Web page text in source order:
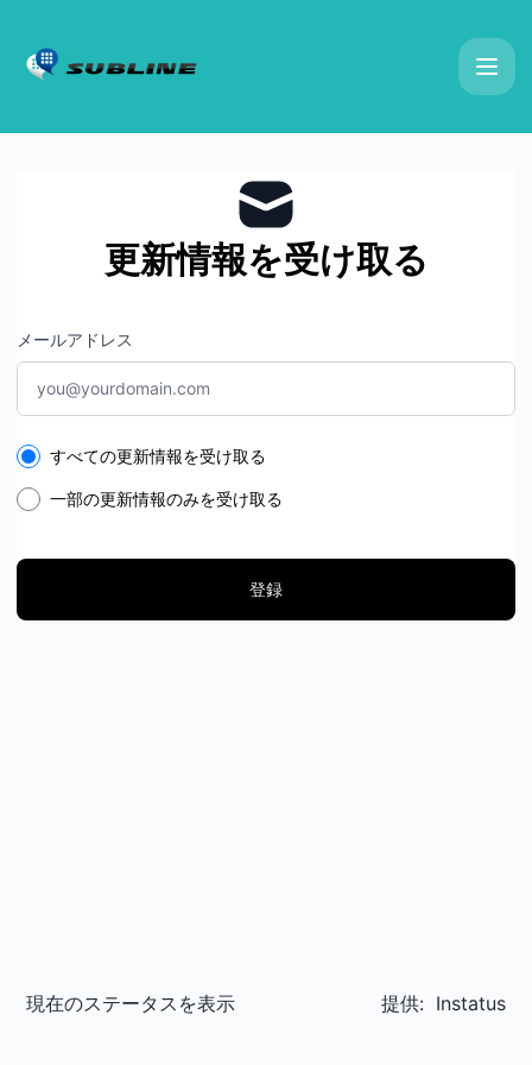
更新情報を受け取る
メールアドレス
Select the components you want to receive updates for
すべての更新情報を受け取る
一部の更新情報のみを受け取る
登録
現在のステータスを表示 提供: Instatus